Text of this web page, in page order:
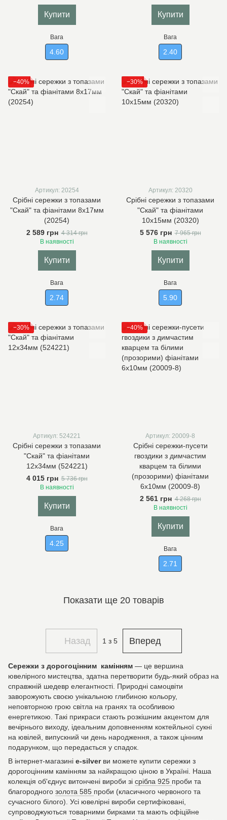
Купити
Вага
4.60
Купити
Вага
2.40
−40%
Артикул: 20254
Срібні сережки з топазами
"Скай" та фіанітами 8х17мм
(20254)
2 589 грн 4 314 грн
В наявності
Купити
Вага
2.74
−30%
Артикул: 20320
Срібні сережки з топазами
"Скай" та фіанітами
10х15мм (20320)
5 576 грн 7 965 грн
В наявності
Купити
Вага
5.90
−30%
Артикул: 524221
Срібні сережки з топазами
"Скай" та фіанітами
12х34мм (524221)
4 015 грн 5 736 грн
В наявності
Купити
Вага
4.25
−40%
Артикул: 20009-8
Срібні сережки-пусети
гвоздики з димчастим
кварцем та білими
(прозорими) фіанітами
6х10мм (20009-8)
2 561 грн 4 268 грн
В наявності
Купити
Вага
2.71
Показати ще 20 товарів
Назад 1 з 5 Вперед
Сережки з дорогоцінним камінням — це вершина
ювелірного мистецтва, здатна перетворити будь-який образ на
справжній шедевр елегантності. Природні самоцвіти
заворожують своєю унікальною глибиною кольору,
неповторною грою світла на гранях та особливою
енергетикою. Такі прикраси стають розкішним акцентом для
вечірнього виходу, ідеальним доповненням коктейльної сукні
на ювілей, випускний чи день народження, а також цінним
подарунком, що передається у спадок.
В інтернет-магазині e-silverви можете купити сережки з
дорогоцінним камінням за найкращою ціною в Україні. Наша
колекція об'єднує витончені вироби зі срібла 925 проби та
благородного золота 585 проби (класичного червоного та
сучасного білого). Усі ювелірні вироби сертифіковані,
супроводжуються товарними бирками та мають офіційне